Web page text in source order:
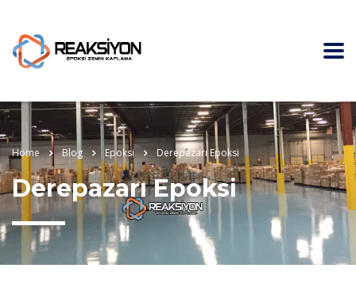
Home Blog Epoksi Derepazarı Epoksi
Derepazarı Epoksi